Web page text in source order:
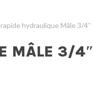
hydraulique Mâle 3/4″
MÂLE 3/4″